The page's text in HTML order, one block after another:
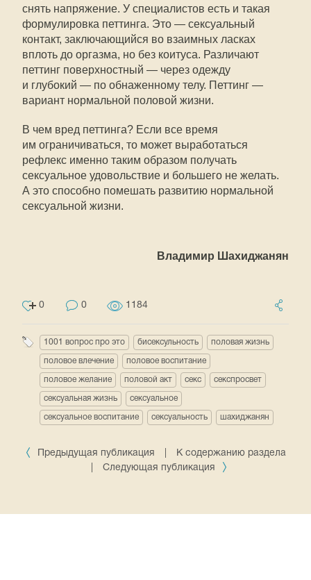
снять напряжение. У специалистов есть и такая
формулировка петтинга. Это — сексуальный
контакт, заключающийся во взаимных ласках
вплоть до оргазма, но без коитуса. Различают
петтинг поверхностный — через одежду
и глубокий — по обнаженному телу. Петтинг —
вариант нормальной половой жизни.
В чем вред петтинга? Если все время
им ограничиваться, то может выработаться
рефлекс именно таким образом получать
сексуальное удовольствие и большего не желать.
А это способно помешать развитию нормальной
сексуальной жизни.
Владимир Шахиджанян
0 0 1184
1001 вопрос про это бисексульность половая жизнь
половое влечение половое воспитание
половое желание половой акт секс секспросвет
сексуальная жизнь сексуальное
сексуальное воспитание сексуальность шахиджанян
Предыдущая публикация
К содержанию раздела
Следующая публикация